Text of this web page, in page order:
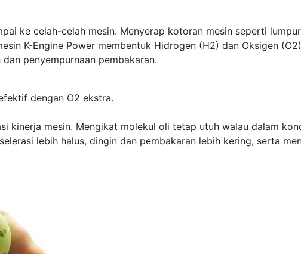
ke celah-celah mesin. Menyerap kotoran mesin seperti
K-Engine Power membentuk Hidrogen (H2) dan Oksigen
penyempurnaan pembakaran.
dengan O2 ekstra.
kinerja mesin. Mengikat molekul oli tetap utuh walau dalam
lebih halus, dingin dan pembakaran lebih kering, serta